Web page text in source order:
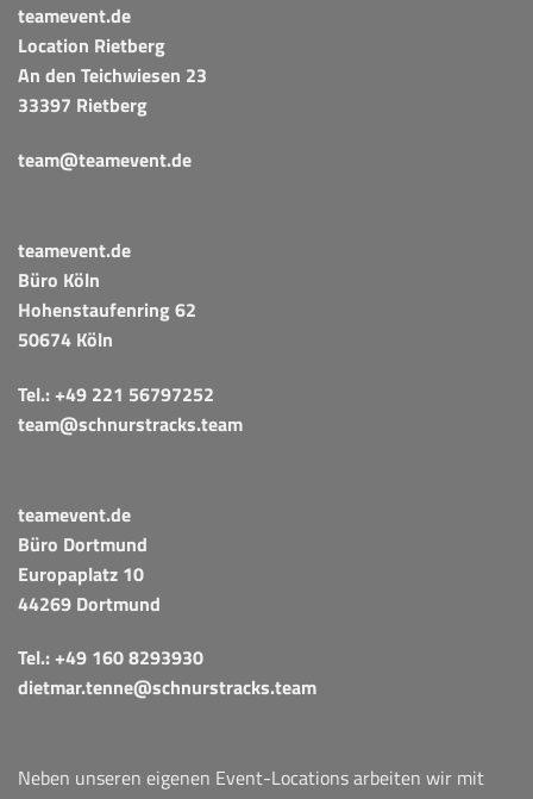
teamevent.de
Location Rietberg
An den Teichwiesen 23
33397 Rietberg
team@teamevent.de
teamevent.de
Büro Köln
Hohenstaufenring 62
50674 Köln
Tel.:+49 221 56797252
team@schnurstracks.team
teamevent.de
Büro Dortmund
Europaplatz 10
44269 Dortmund
Tel.:+49 160 8293930
dietmar.tenne@schnurstracks.team
Neben unseren eigenen Event-Locations arbeiten wir mit